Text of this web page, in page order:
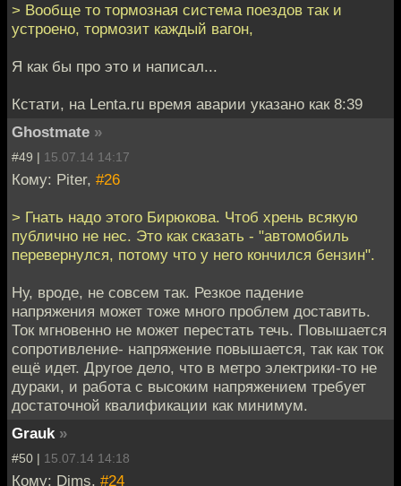
> Вообще то тормозная система поездов так и
устроено, тормозит каждый вагон,
Я как бы про это и написал...
Кстати, на Lenta.ru время аварии указано как 8:39
Ghostmate »
#49 | 15.07.14 14:17
Кому: Piter, #26
> Гнать надо этого Бирюкова. Чтоб хрень всякую
публично не нес. Это как сказать - "автомобиль
перевернулся, потому что у него кончился бензин".
Ну, вроде, не совсем так. Резкое падение
напряжения может тоже много проблем доставить.
Ток мгновенно не может перестать течь. Повышается
сопротивление- напряжение повышается, так как ток
ещё идет. Другое дело, что в метро электрики-то не
дураки, и работа с высоким напряжением требует
достаточной квалификации как минимум.
Grauk »
#50 | 15.07.14 14:18
Кому: Dims, #24